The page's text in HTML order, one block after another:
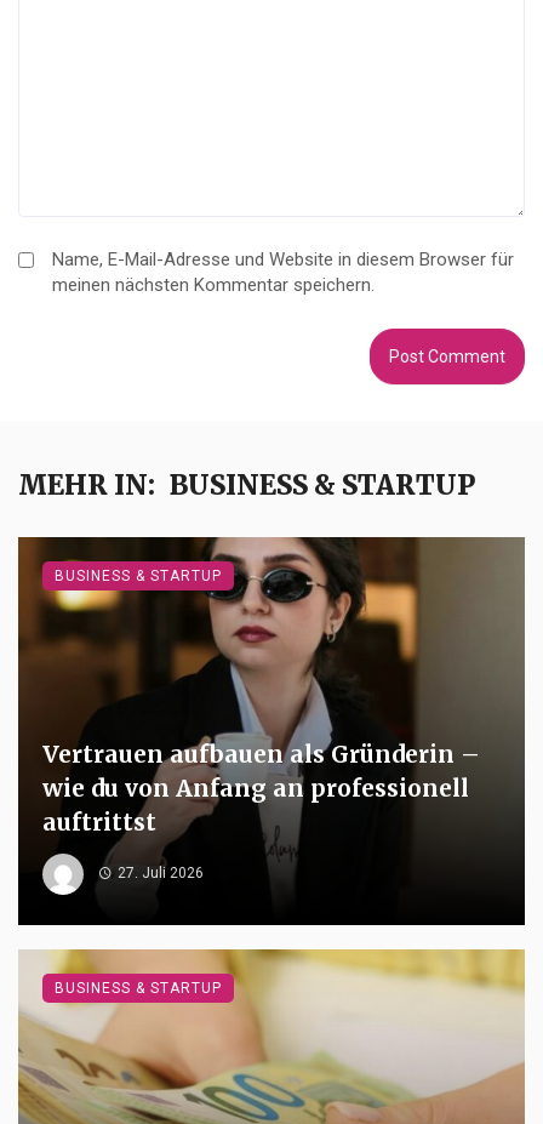
Name, E-Mail-Adresse und Website in diesem Browser für
meinen nächsten Kommentar speichern.
MEHR IN: BUSINESS & STARTUP
Vertrauen aufbauen als Gründerin –
wie du von Anfang an professionell
auftrittst
27. Juli 2026
BUSINESS & STARTUP
BUSINESS & STARTUP